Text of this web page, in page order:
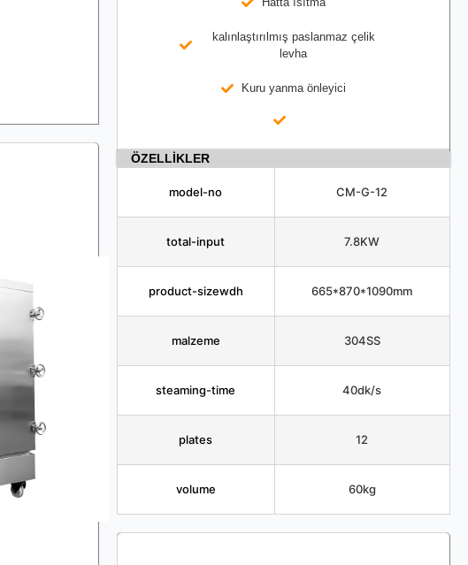
kalınlaştırılmış paslanmaz çelik
levha
Kuru yanma önleyici
ÖZELLİKLER
model-no CM-G-12
total-input 7.8KW
product-sizewdh 665*870*1090mm
malzeme 304SS
steaming-time 40dk/s
plates 12
volume 60kg